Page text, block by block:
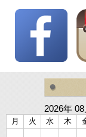
2026年 08
月 火 水 木